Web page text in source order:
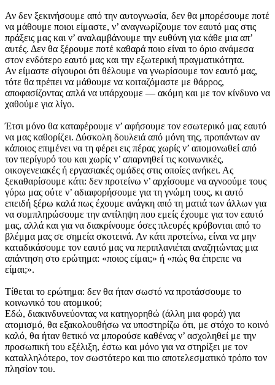
Αν δεν ξεκινήσουμε από την αυτογνωσία, δεν θα μπορέσουμε ποτέ
να μάθουμε ποιοι είμαστε, ν’ αναγνωρίζουμε τον εαυτό μας στις
πράξεις μας και ν’ αναλαμβάνουμε την ευθύνη για κάθε μια απ’
αυτές. Δεν θα ξέρουμε ποτέ καθαρά ποιο είναι το όριο ανάμεσα
στον ενδότερο εαυτό μας και την εξωτερική πραγματικότητα.
Αν είμαστε σίγουροι ότι θέλουμε να γνωρίσουμε τον εαυτό μας,
τότε θα πρέπει να μάθουμε να κοιταζόμαστε με θάρρος,
αποφασίζοντας απλά να υπάρχουμε — ακόμη και με τον κίνδυνο να
χαθούμε για λίγο.
Έτσι μόνο θα καταφέρουμε ν’ αφήσουμε τον εσωτερικό μας εαυτό
να μας καθορίζει. Δύσκολη δουλειά από μόνη της, προπάντων αν
κάποιος επιμένει να τη φέρει εις πέρας χωρίς ν’ απομονωθεί από
τον περίγυρό του και χωρίς ν’ απαρνηθεί τις κοινωνικές,
οικογενειακές ή εργασιακές ομάδες στις οποίες ανήκει. Ας
ξεκαθαρίσουμε κάτι: δεν προτείνω ν’ αρχίσουμε να αγνοούμε τους
γύρω μας ούτε ν’ αδιαφορήσουμε για τη γνώμη τους, κι αυτό
επειδή ξέρω καλά πως έχουμε ανάγκη από τη ματιά των άλλων για
να συμπληρώσουμε την αντίληψη που εμείς έχουμε για τον εαυτό
μας, αλλά και για να διακρίνουμε όσες πλευρές κρύβονται από το
βλέμμα μας σε σημεία σκοτεινά. Αν κάτι προτείνω, είναι να μην
καταδικάσουμε τον εαυτό μας να περιπλανιέται αναζητώντας μια
απάντηση στο ερώτημα: «ποιος είμαι;» ή «πώς θα έπρεπε να
είμαι;».
Τίθεται το ερώτημα: δεν θα ήταν σωστό να προτάσσουμε το
κοινωνικό του ατομικού;
Εδώ, διακινδυνεύοντας να κατηγορηθώ (άλλη μια φορά) για
ατομισμό, θα εξακολουθήσω να υποστηρίζω ότι, με στόχο το κοινό
καλό, θα ήταν θετικό να μπορούσε καθένας ν’ ασχοληθεί με την
προσωπική του εξέλιξη, έστω και μόνο για να στηρίξει με τον
καταλληλότερο, τον σωστότερο και πιο αποτελεσματικό τρόπο τον
πλησίον του.